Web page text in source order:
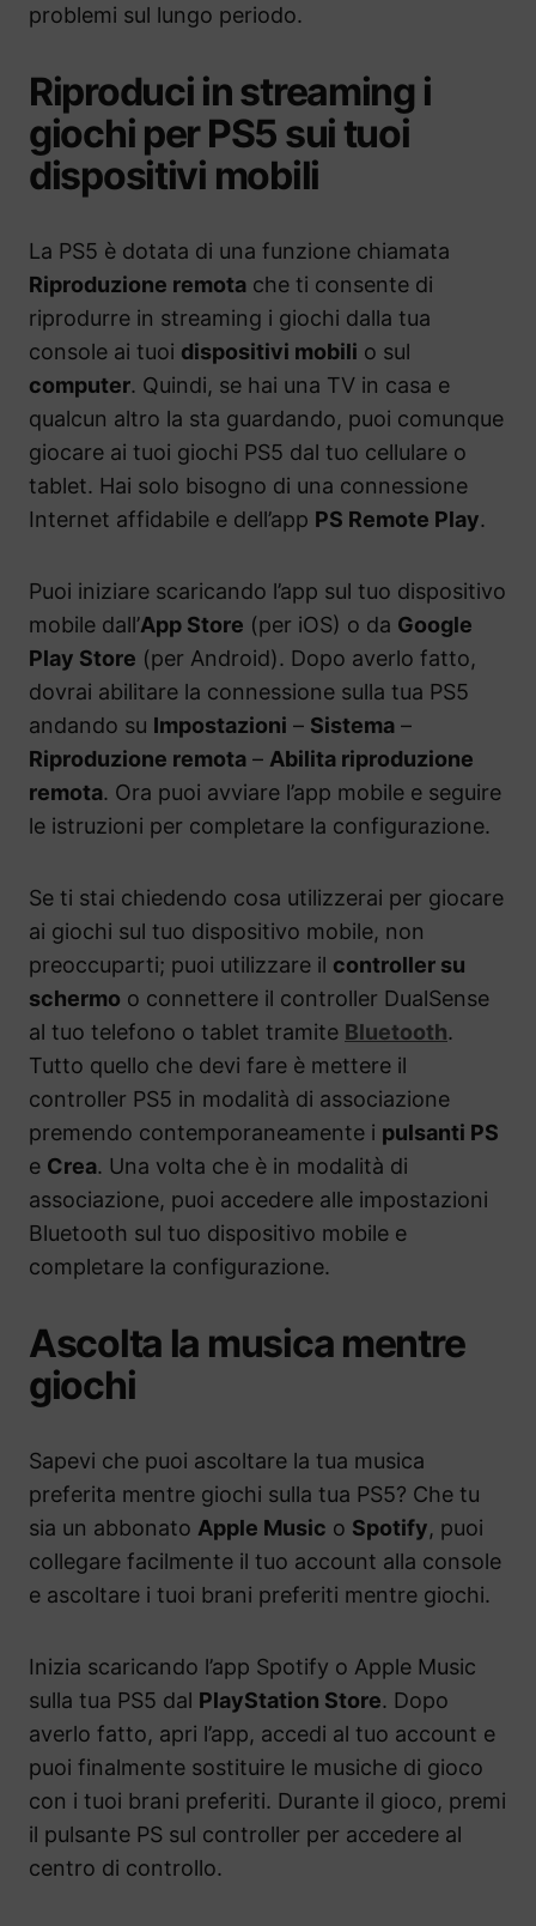
problemi sul lungo periodo.
Riproduci in streaming i
giochi per PS5 sui tuoi
dispositivi mobili
La PS5 è dotata di una funzione chiamata
Riproduzione remota che ti consente di
riprodurre in streaming i giochi dalla tua
console ai tuoi dispositivi mobili o sul
computer. Quindi, se hai una TV in casa e
qualcun altro la sta guardando, puoi comunque
giocare ai tuoi giochi PS5 dal tuo cellulare o
tablet. Hai solo bisogno di una connessione
Internet affidabile e dell’app PS Remote Play.
Puoi iniziare scaricando l’app sul tuo dispositivo
mobile dall’App Store (per iOS) o da Google
Play Store (per Android). Dopo averlo fatto,
dovrai abilitare la connessione sulla tua PS5
andando su Impostazioni – Sistema –
Riproduzione remota – Abilita riproduzione
remota. Ora puoi avviare l’app mobile e seguire
le istruzioni per completare la configurazione.
Se ti stai chiedendo cosa utilizzerai per giocare
ai giochi sul tuo dispositivo mobile, non
preoccuparti; puoi utilizzare il controller su
schermo o connettere il controller DualSense
al tuo telefono o tablet tramite Bluetooth.
Tutto quello che devi fare è mettere il
controller PS5 in modalità di associazione
premendo contemporaneamente i pulsanti PS
e Crea. Una volta che è in modalità di
associazione, puoi accedere alle impostazioni
Bluetooth sul tuo dispositivo mobile e
completare la configurazione.
Ascolta la musica mentre
giochi
Sapevi che puoi ascoltare la tua musica
preferita mentre giochi sulla tua PS5? Che tu
sia un abbonato Apple Music o Spotify, puoi
collegare facilmente il tuo account alla console
e ascoltare i tuoi brani preferiti mentre giochi.
Inizia scaricando l’app Spotify o Apple Music
sulla tua PS5 dal PlayStation Store. Dopo
averlo fatto, apri l’app, accedi al tuo account e
puoi finalmente sostituire le musiche di gioco
con i tuoi brani preferiti. Durante il gioco, premi
il pulsante PS sul controller per accedere al
centro di controllo.